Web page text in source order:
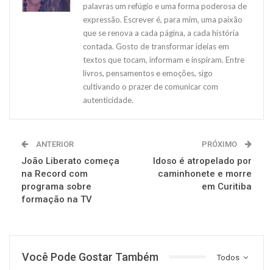
palavras um refúgio e uma forma poderosa de
expressão. Escrever é, para mim, uma paixão
que se renova a cada página, a cada história
contada. Gosto de transformar ideias em
textos que tocam, informam e inspiram. Entre
livros, pensamentos e emoções, sigo
cultivando o prazer de comunicar com
autenticidade.
ANTERIOR
João Liberato começa
na Record com
programa sobre
formação na TV
PRÓXIMO
Idoso é atropelado por
caminhonete e morre
em Curitiba
Todos
Você Pode Gostar Também